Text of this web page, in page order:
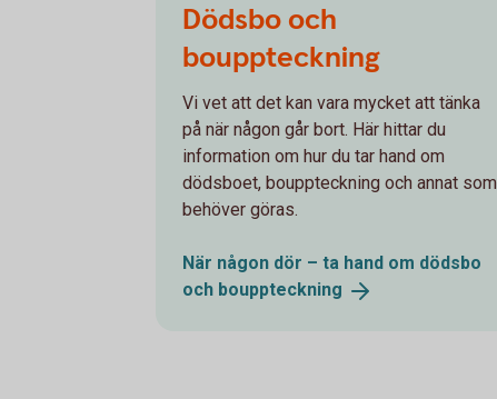
Dödsbo och
bouppteckning
Vi vet att det kan vara mycket att tänka
på när någon går bort. Här hittar du
information om hur du tar hand om
dödsboet, bouppteckning och annat som
behöver göras.
När någon dör – ta hand om dödsbo
och bouppteckning